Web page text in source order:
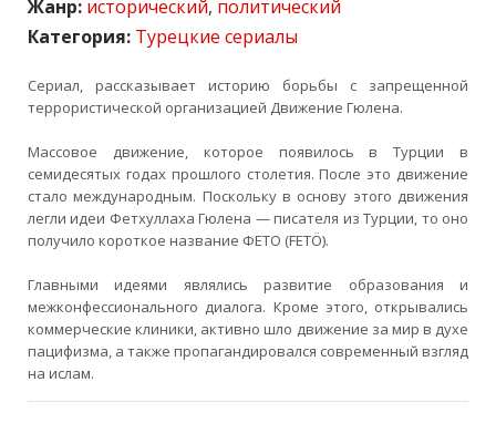
Жанр: исторический, политический
Категория: Турецкие сериалы
Сериал, рассказывает историю борьбы с запрещенной
террористической организацией Движение Гюлена.
Массовое движение, которое появилось в Турции в
семидесятых годах прошлого столетия. После это движение
стало международным. Поскольку в основу этого движения
легли идеи Фетхуллаха Гюлена — писателя из Турции, то оно
получило короткое название ФЕТО (FETÖ).
Главными идеями являлись развитие образования и
межконфессионального диалога. Кроме этого, открывались
коммерческие клиники, активно шло движение за мир в духе
пацифизма, а также пропагандировался современный взгляд
на ислам.